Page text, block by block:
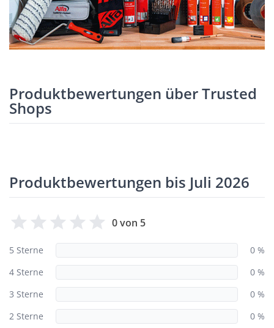
Produktbewertungen über Trusted
Shops
Produktbewertungen bis Juli 2026
0 von 5
5 Sterne
0 %
4 Sterne
0 %
3 Sterne
0 %
2 Sterne
0 %